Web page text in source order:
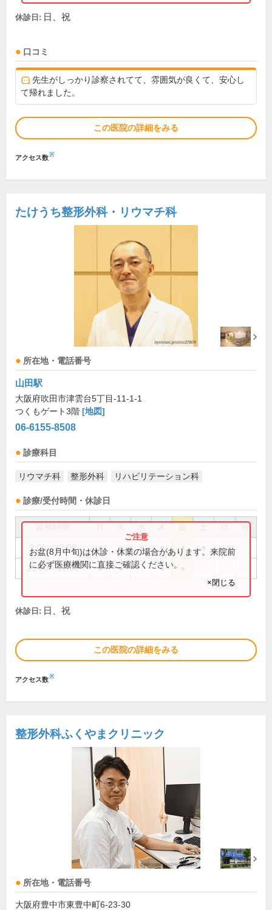
休診日: 日、祝
口コミ
先生がしっかり診察されてて、雰囲気が良くて、安心し
て帰れました。
この医院の詳細をみる
アクセス数※
たけうち整形外科・リウマチ科
所在地・電話番号
山田駅
大阪府吹田市津雲台5丁目-11-1-1
つくもゲート3階 [地図]
06-6155-8508
診療科目
リウマチ科 整形外科 リハビリテーション科
診療/受付時間・休診日
祝
9:00～12:00 ● ● ● ● ●
16:00～19:00 ● ● ●
お盆(8月中旬)は休診・休業の場合があります。来院前
に必ず医療機関に直接ご確認ください。
×閉じる
休診日: 日、祝
この医院の詳細をみる
アクセス数※
整形外科ふくやまクリニック
所在地・電話番号
大阪府豊中市東豊中町6-23-30